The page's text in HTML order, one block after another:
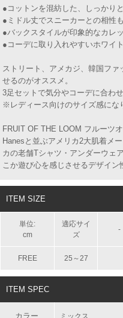
●コットンを混紡した、しっかり
●ミドル丈でスニーカーとの相性
●バックスタイルが印象的なカレ
●コーデに取り入れやすいホワイ
ストリート、アメカジ、韓国フ
せるのがオススメ。
3足セットで気分やコーデに合わ
※レディース向けのサイズ感にな
FRUIT OF THE LOOM フルーツ
Hanesと並ぶアメリカ2大肌着メ
カの老舗Tシャツ・アンダーウェ
こか遊び心を感じさせるデザイン
ITEM SIZE
単位:
cm
適応サイ
ズ
-
FREE 25～27
ITEM SPEC
カラー ミックス